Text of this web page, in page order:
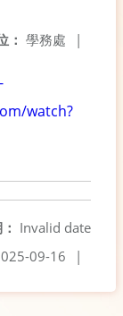
： 學務處 |
watch?
Invalid date
09-16 |